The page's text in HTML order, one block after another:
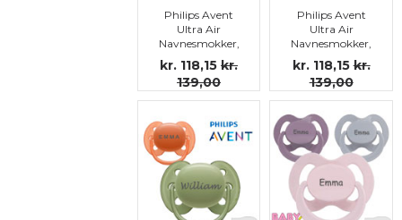
Philips Avent
Ultra Air
Navnesmokker,
symmetriske,
silikon str.3
kr. 118,15 kr.
139,00
Philips Avent
Ultra Air
Navnesmokker,
symmetriske,
silikon str.3
kr. 118,15 kr.
139,00